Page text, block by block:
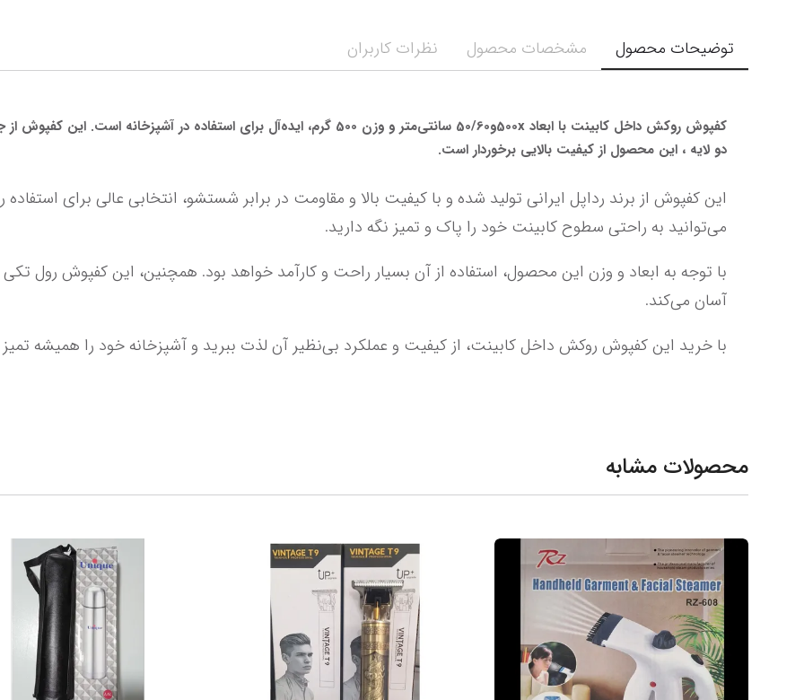
توضیحات محصول مشخصات محصول نظرات کاربران
دو لایه ، این محصول از کیفیت بالایی برخوردار است.
می‌توانید به راحتی سطوح کابینت خود را پاک و تمیز نگه دارید.
آسان می‌کند.
با خرید این کفپوش روکش داخل کابینت، از کیفیت و عملکرد بی‌نظیر آن لذت ببرید و آشپزخانه خود را همیشه تمیز و زیبا نگه دارید.
محصولات مشابه